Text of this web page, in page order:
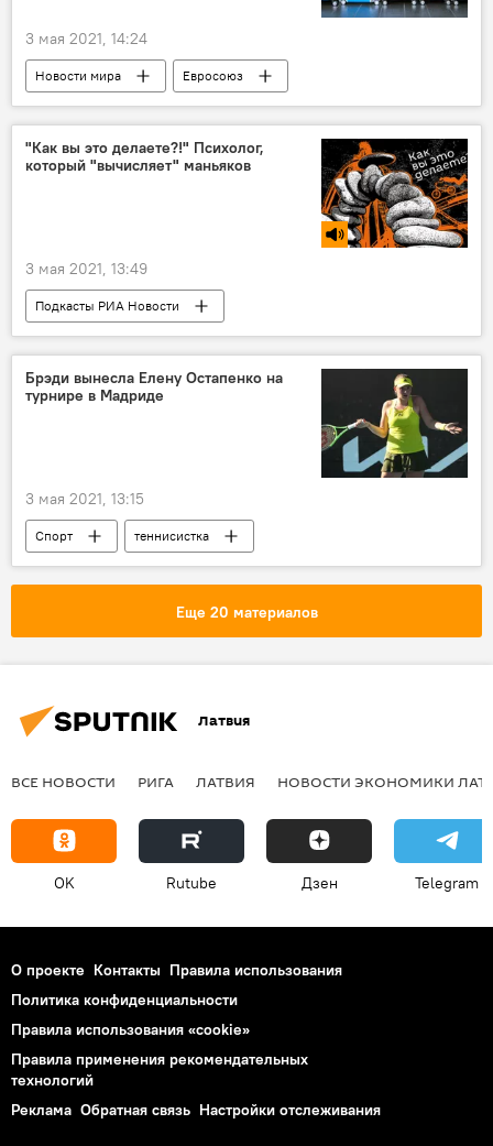
3 мая 2021, 14:24
Новости мира
Евросоюз
коронавирус
вакцина
"Как вы это делаете?!" Психолог,
который "вычисляет" маньяков
3 мая 2021, 13:49
Подкасты РИА Новости
Радио Sputnik Латвия
полиция
преступники
Брэди вынесла Елену Остапенко на
турнире в Мадриде
3 мая 2021, 13:15
Спорт
теннисистка
теннисный турнир
Латвия
Еще 20 материалов
Латвия
ВСЕ НОВОСТИ РИГА ЛАТВИЯ НОВОСТИ ЭКОНОМИКИ
OK Rutube Дзен Telegram
О проекте Контакты Правила использования
Политика конфиденциальности
Правила использования «cookie»
Правила применения рекомендательных
технологий
Реклама Обратная связь Настройки отслеживания